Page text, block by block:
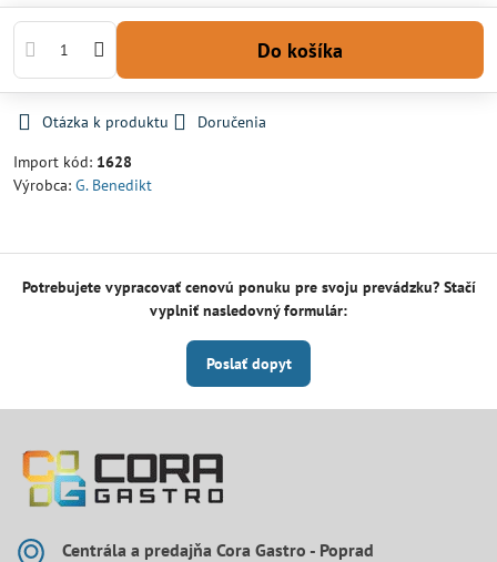
Do košíka
Otázka k produktu
Doručenia
Import kód: 1628
Výrobca: G. Benedikt
Potrebujete vypracovať cenovú ponuku pre svoju prevádzku? Stačí
vyplniť nasledovný formulár:
Poslať dopyt
Centrála a predajňa Cora Gastro - Poprad